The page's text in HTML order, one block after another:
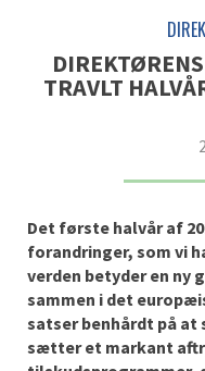
TRAVLT
Det første halvår af
forandringer, som vi
verden betyder en
sammen i det
satser benhårdt på at
sætter et markant